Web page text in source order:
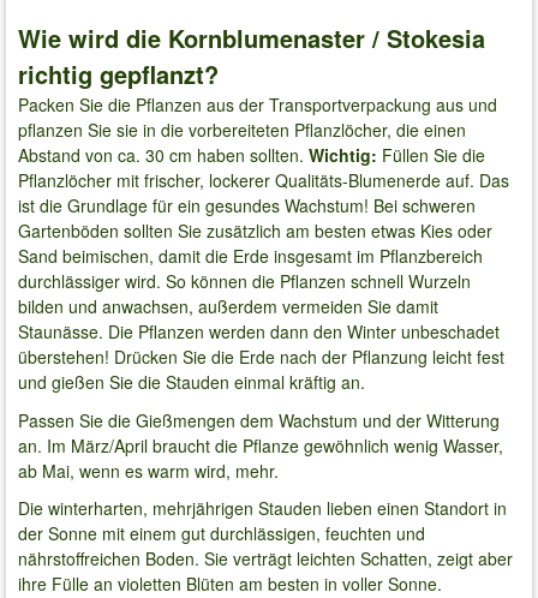
Wie wird die Kornblumenaster / Stokesia
richtig gepflanzt?
Packen Sie die Pflanzen aus der Transportverpackung aus und
pflanzen Sie sie in die vorbereiteten Pflanzlöcher, die einen
Abstand von ca. 30 cm haben sollten. Wichtig: Füllen Sie die
Pflanzlöcher mit frischer, lockerer Qualitäts-Blumenerde auf. Das
ist die Grundlage für ein gesundes Wachstum! Bei schweren
Gartenböden sollten Sie zusätzlich am besten etwas Kies oder
Sand beimischen, damit die Erde insgesamt im Pflanzbereich
durchlässiger wird. So können die Pflanzen schnell Wurzeln
bilden und anwachsen, außerdem vermeiden Sie damit
Staunässe. Die Pflanzen werden dann den Winter unbeschadet
überstehen! Drücken Sie die Erde nach der Pflanzung leicht fest
und gießen Sie die Stauden einmal kräftig an.
Passen Sie die Gießmengen dem Wachstum und der Witterung
an. Im März/April braucht die Pflanze gewöhnlich wenig Wasser,
ab Mai, wenn es warm wird, mehr.
Die winterharten, mehrjährigen Stauden lieben einen Standort in
der Sonne mit einem gut durchlässigen, feuchten und
nährstoffreichen Boden. Sie verträgt leichten Schatten, zeigt aber
ihre Fülle an violetten Blüten am besten in voller Sonne.